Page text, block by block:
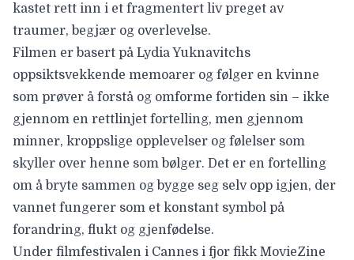
kastet rett inn i et fragmentert liv preget av
traumer, begjær og overlevelse.
Filmen er basert på Lydia Yuknavitchs
oppsiktsvekkende memoarer og følger en kvinne
som prøver å forstå og omforme fortiden sin – ikke
gjennom en rettlinjet fortelling, men gjennom
minner, kroppslige opplevelser og følelser som
skyller over henne som bølger. Det er en fortelling
om å bryte sammen og bygge seg selv opp igjen, der
vannet fungerer som et konstant symbol på
forandring, flukt og gjenfødelse.
Under filmfestivalen i Cannes i fjor fikk MovieZine